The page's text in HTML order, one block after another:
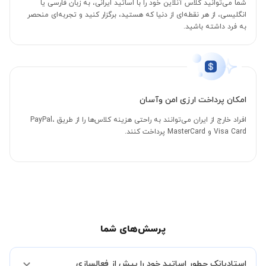
شما می‌توانید کلاس آنلاین خود را با اساتید ایرانی، به زبان فارسی یا
انگلیسی، از هر نقطه‌ای از دنیا که هستید، برگزار کنید و تجربه‌ای منحصر
به فرد داشته باشید.
امکان پرداخت ارزی امن وآسان
افراد خارج از ایران می‌توانند به راحتی هزینه کلاس‌ها را از طریق PayPal،
Visa Card و MasterCard پرداخت کنند.
پرسش‌های شما